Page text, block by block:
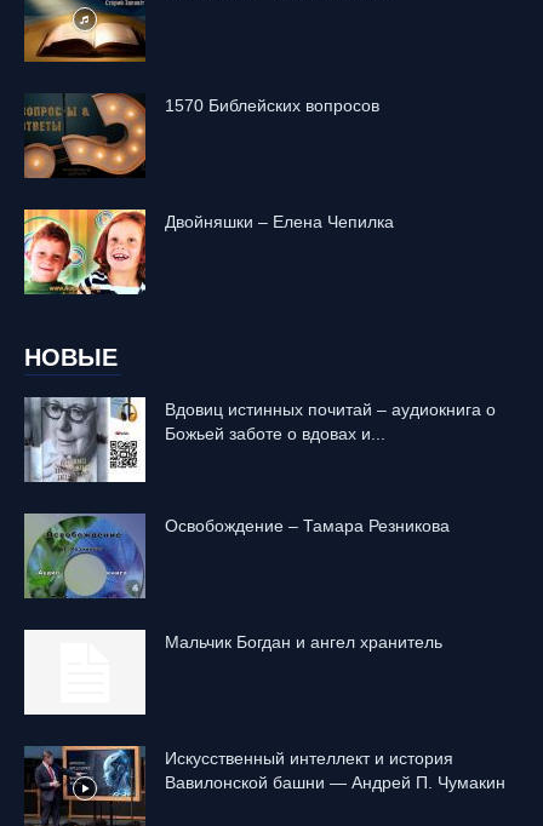
1570 Библейских вопросов
Двойняшки – Елена Чепилка
НОВЫЕ
Вдовиц истинных почитай – аудиокнига о
Божьей заботе о вдовах и...
Освобождение – Тамара Резникова
Mальчик Богдан и ангел хранитель
Искусственный интеллект и история
Вавилонской башни — Андрей П. Чумакин